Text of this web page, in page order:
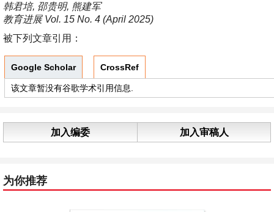
韩君培, 邵贵明, 熊建军
教育进展 Vol. 15 No. 4 (April 2025)
被下列文章引用：
Google Scholar CrossRef
该文章暂没有谷歌学术引用信息.
加入编委 加入审稿人
为你推荐